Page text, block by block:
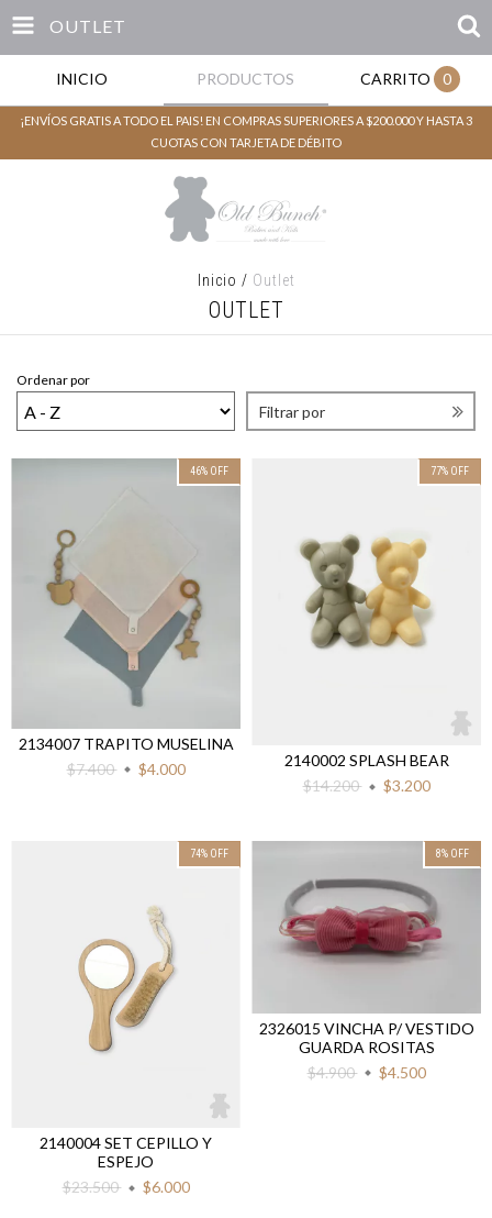
OUTLET
INICIO PRODUCTOS CARRITO 0
¡ENVÍOS GRATIS A TODO EL PAIS! EN COMPRAS SUPERIORES A $200.000 Y HASTA 3
CUOTAS CON TARJETA DE DÉBITO
Inicio / Outlet
OUTLET
Ordenar por
Filtrar por
46% OFF
2134007 TRAPITO MUSELINA
$7.400
$4.000
77% OFF
2140002 SPLASH BEAR
$14.200
$3.200
74% OFF
2140004 SET CEPILLO Y
ESPEJO
$23.500
$6.000
8% OFF
2326015 VINCHA P/ VESTIDO
GUARDA ROSITAS
$4.900
$4.500